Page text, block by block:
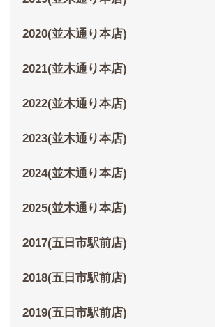
2020(並木通り本店)
2021(並木通り本店)
2022(並木通り本店)
2023(並木通り本店)
2024(並木通り本店)
2025(並木通り本店)
2017(五日市駅前店)
2018(五日市駅前店)
2019(五日市駅前店)